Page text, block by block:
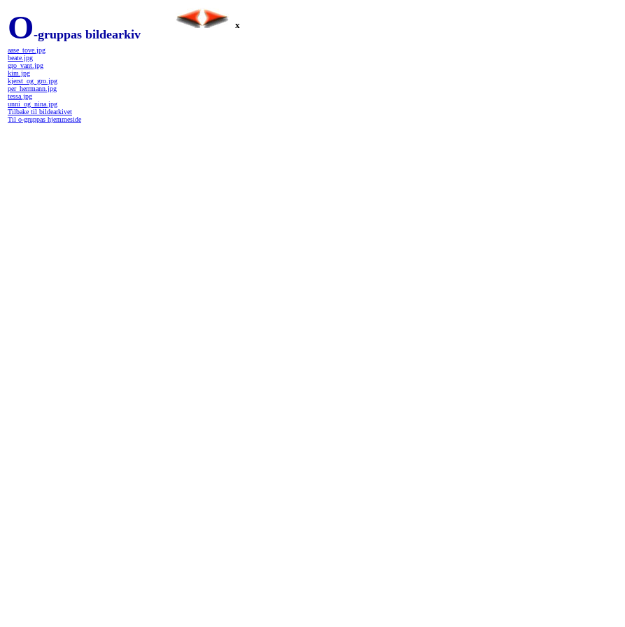
O-gruppas bildearkiv
aase_tove.jpg
beate.jpg
gro_vant.jpg
kim.jpg
kjerst_og_gro.jpg
per_herrmann.jpg
tessa.jpg
unni_og_nina.jpg
Tilbake til bildearkivet
Til o-gruppas hjemmeside
x